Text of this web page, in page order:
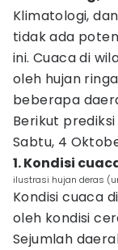
Klimatologi,
tidak ada
ini. Cuaca di
oleh hujan
beberapa
Berikut
Sabtu, 4
1. Kondisi
ilustrasi hujan deras
Kondisi cuaca
oleh kondisi
Sejumlah